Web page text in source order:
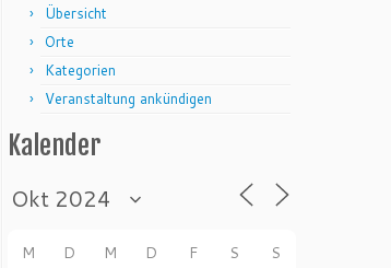
Übersicht
Orte
Kategorien
Veranstaltung ankündigen
Kalender
M D M D F S S